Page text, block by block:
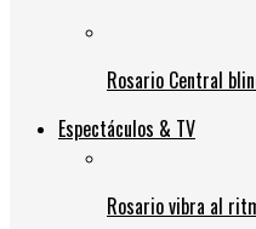
Rosario Central
Espectáculos & TV
Rosario vibra al